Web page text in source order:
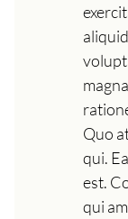
Quo
qui.
est.
qui